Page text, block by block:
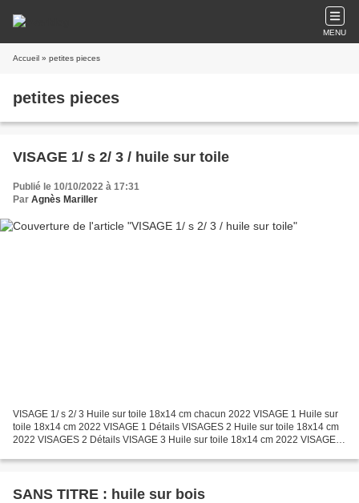
MENU
Accueil » petites pieces
petites pieces
VISAGE 1/ s 2/ 3 / huile sur toile
Publié le 10/10/2022 à 17:31
Par Agnès Mariller
VISAGE 1/ s 2/ 3 Huile sur toile 18x14 cm chacun 2022 VISAGE 1 Huile sur
toile 18x14 cm 2022 VISAGE 1 Détails VISAGES 2 Huile sur toile 18x14 cm
2022 VISAGES 2 Détails VISAGE 3 Huile sur toile 18x14 cm 2022 VISAGE 3
SANS TITRE : huile sur bois